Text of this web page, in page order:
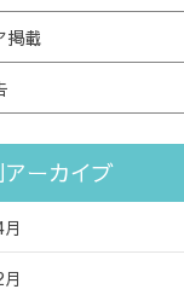
掲載
アーカイブ